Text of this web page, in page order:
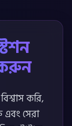
করুন
করি,
সেরা